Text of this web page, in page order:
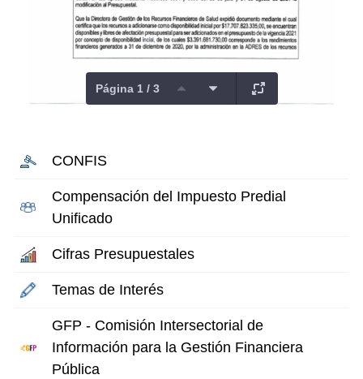
Página 1 / 3
CONFIS
Compensación del Impuesto Predial
Unificado
Cifras Presupuestales
Temas de Interés
GFP - Comisión Intersectorial de
Información para la Gestión Financiera
Pública